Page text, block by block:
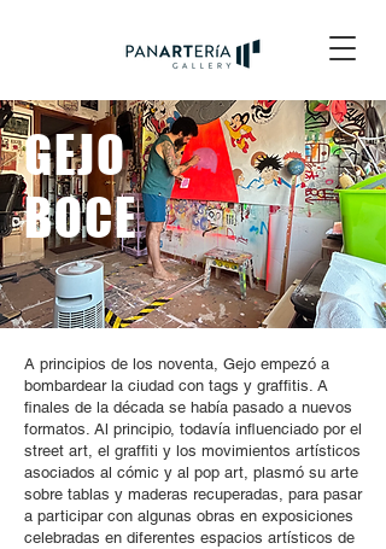
GEJO
BOCE
A principios de los noventa, Gejo empezó a
bombardear la ciudad con tags y graffitis. A
finales de la década se había pasado a nuevos
formatos. Al principio, todavía influenciado por el
street art, el graffiti y los movimientos artísticos
asociados al cómic y al pop art, plasmó su arte
sobre tablas y maderas recuperadas, para pasar
a participar con algunas obras en exposiciones
celebradas en diferentes espacios artísticos de